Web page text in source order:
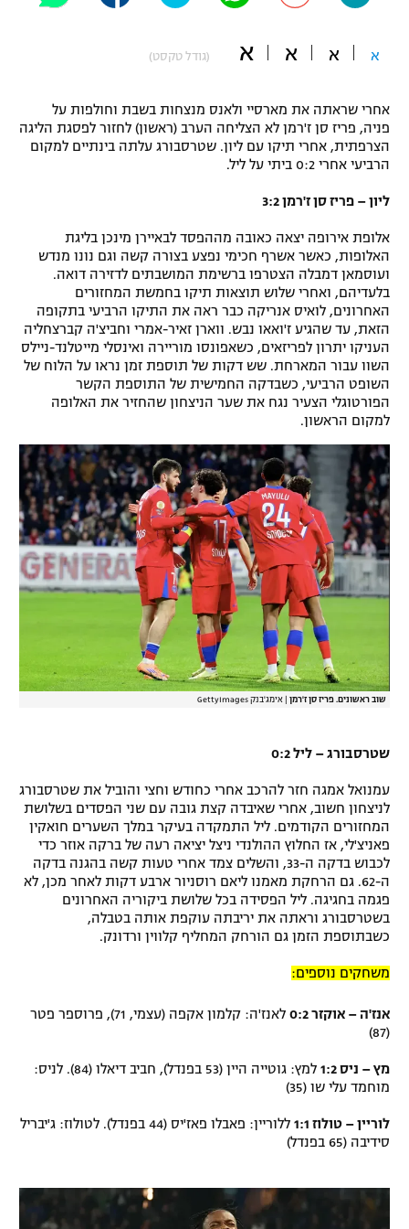
תקנון משתתפים וזוכים בפרסים
תקנון עבור פעילות ספורט 1 – "מרלן"
טניס
גיימינג E-Sports
תנאי שימוש
מדיניות פרטיות
תקנון פעילות ספורט 1
הצטרפות לחבילת הערוצים
לוח דרושים – ג'ובנט
תגיות
כדורמים
פוטבול אמריקאי NFL
ספורט אתגרי ואקסטרים
אומנויות לחימה
גיימינג E-Sports
א א א א (גודל טקסט)
אחרי שראתה את מארסיי ולאנס מנצחות בשבת וחולפות על
פניה, פריז סן ז'רמן לא הצליחה הערב (ראשון) לחזור לפסגת הליגה
הצרפתית, אחרי תיקו עם ליון. שטרסבורג עלתה בינתיים למקום
הרביעי אחרי 0:2 ביתי על ליל.
ליון – פריז סן ז'רמן 3:2
אלופת אירופה יצאה כאובה מההפסד לבאיירן מינכן בליגת
האלופות, כאשר אשרף חכימי נפצע בצורה קשה וגם נונו מנדש
ועוסמאן דמבלה הצטרפו ברשימת המושבתים לדזירה דואה.
בלעדיהם, ואחרי שלוש תוצאות תיקו בחמשת המחזורים
האחרונים, לואיס אנריקה כבר ראה את התיקו הרביעי בתקופה
הזאת, עד שהגיע ז'ואאו נבש. ווארן זאיר-אמרי וחביצ'ה קברצחליה
העניקו יתרון לפריזאים, כשאפונסו מוריירה ואינסלי מייטלנד-ניילס
השוו עבור המארחת. שש דקות של תוספת זמן נראו על הלוח של
השופט הרביעי, כשבדקה החמישית של התוספת הקשר
הפורטוגלי הצעיר נגח את שער הניצחון שהחזיר את האלופה
למקום הראשון.
שוב ראשונים. פריז סן ז'רמן אימג'בנק GettyImages
שטרסבורג – ליל 0:2
עמנואל אמגה חזר להרכב אחרי כחודש וחצי והוביל את שטרסבורג
לניצחון חשוב, אחרי שאיבדה קצת גובה עם שני הפסדים בשלושת
המחזורים הקודמים. ליל התמקדה בעיקר במלך השערים חואקין
פאניצ'לי, אז החלוץ ההולנדי ניצל יציאה רעה של ברקה אוזר כדי
לכבוש בדקה ה-33, והשלים צמד אחרי טעות קשה בהגנה בדקה
ה-62. גם הרחקת מאמנו ליאם רוסניור ארבע דקות לאחר מכן, לא
פגמה בחגיגה. ליל הפסידה בכל שלושת ביקוריה האחרונים
בשטרסבורג וראתה את יריבתה עוקפת אותה בטבלה,
כשבתוספת הזמן גם הורחק המחליף קלווין ורדונק.
משחקים נוספים:
אנז'ה – אוקזר 0:2
לאנז'ה: קלמון אקפה (עצמי, 71), פרוספר פטר
(87)
מץ – ניס 1:2
למץ: גוטייה היין (53 בפנדל), חביב דיאלו (84). לניס:
מוחמד עלי שו (35)
לוריין – טולוז 1:1
ללוריין: פאבלו פאז'יס (44 בפנדל). לטולוז: ג'יבריל
סידיבה (65 בפנדל)